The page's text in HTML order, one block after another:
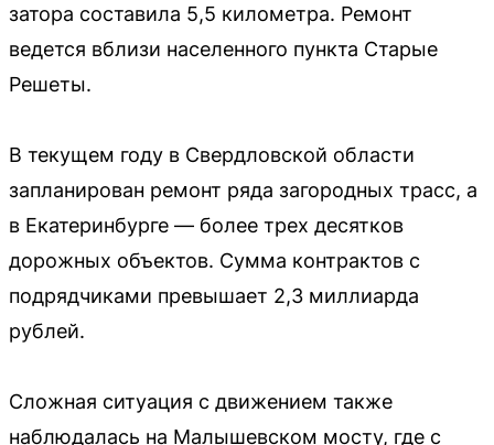
затора составила 5,5 километра. Ремонт
ведется вблизи населенного пункта Старые
Решеты.
В текущем году в Свердловской области
запланирован ремонт ряда загородных трасс, а
в Екатеринбурге — более трех десятков
дорожных объектов. Сумма контрактов с
подрядчиками превышает 2,3 миллиарда
рублей.
Сложная ситуация с движением также
наблюдалась на Малышевском мосту, где с